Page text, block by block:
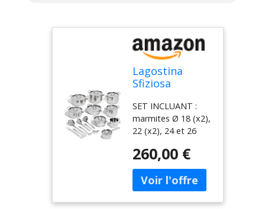
Lavable au lave-
vaisselle. Garantie
de 10 ans
Lagostina
Sfiziosa
Cuisine en
Acier Inox
18/10,
et Four, 24
Pièces, Fond
Lagoseal Plus,
6 Marmites, 1
SET INCLUANT :
marmites Ø 18 (x2),
22 (x2), 24 et 26
cm, casserole Ø 14
cm, pot à lait Ø 12
cm, couvercles Ø
14, 18 (x2), 22 (x2),
24 (x2) et 26 cm,
260,00 €